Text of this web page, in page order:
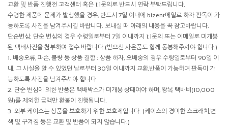
교환 및 반품 진행전 고객센터 혹은 1:1문의로 반드시 연락 부탁드립니다.
수령한 제품에 문제가 발생했을 경우, 반드시 7일 이내에 bizent메일로 하자 판독이 가
능하도록 사진을 남겨주시길 바랍니다. 보내실 때 아래의 내용을 꼭 참고바랍니다.
단순변심: 단순 변심의 경우 수령일로부터 7일 이내까지 1:1문의 또는 이메일로 미개봉
된 택배사진을 첨부하여 접수 바랍니다.(받으신 사은품도 함께 동봉해주셔야 합니다.)
1. 배송오류, 파손, 불량 등 상품 결함 : 상품 하자, 오배송의 경우 수령일로부터 90일 이
내, 그 사실을 알 수 있었던 날로부터 30일 이내까지 교환,반품이 가능하며 판독이 가
능하도록 사진을 남겨주셔야 합니다.
2. 단순 변심에 의한 반품은 택배박스가 미개봉 상태여야 하며, 왕복 택배비(10,000
원)를 제외한 금액만 환불이 진행됩니다.
3. 외부 케이스는 상품을 보호하기 위한 보호제입니다. (케이스의 경미한 스크래치,변
색 및 구겨짐 등은 교환 및 반품이 되지 않습니다.)